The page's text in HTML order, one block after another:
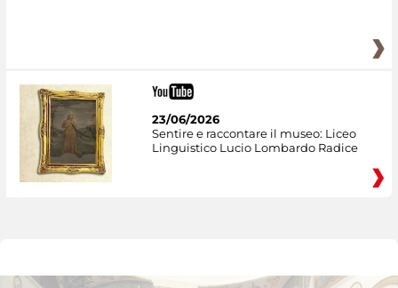
23/06/2026
Sentire e raccontare il museo: Liceo
Linguistico Lucio Lombardo Radice